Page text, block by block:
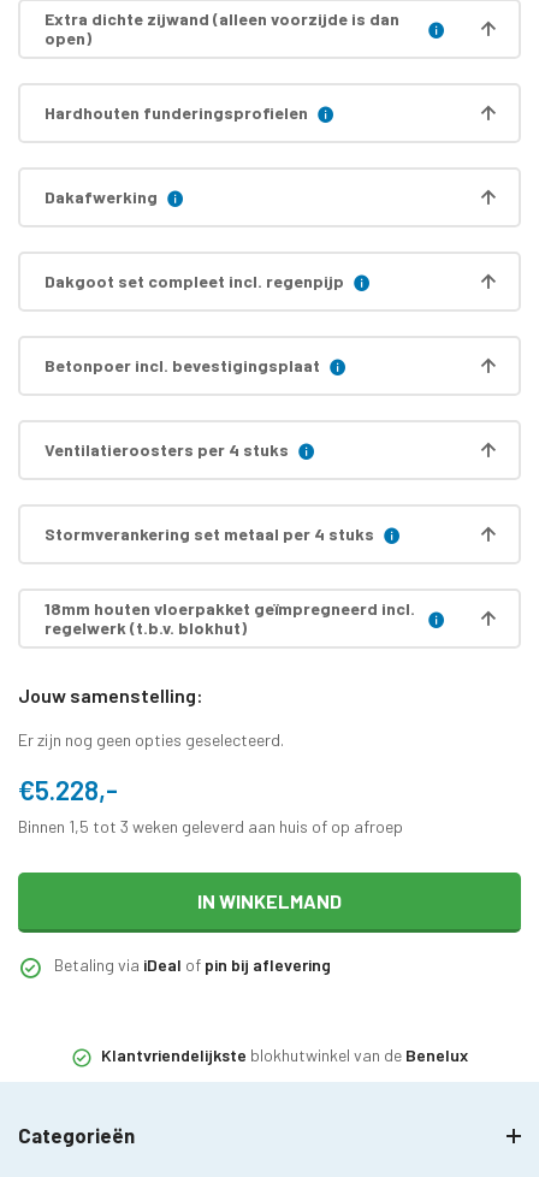
Extra dichte zijwand (alleen voorzijde is dan
open)
Hardhouten funderingsprofielen
Dakafwerking
Dakgoot set compleet incl. regenpijp
Betonpoer incl. bevestigingsplaat
Ventilatieroosters per 4 stuks
Stormverankering set metaal per 4 stuks
18mm houten vloerpakket geïmpregneerd incl.
regelwerk (t.b.v. blokhut)
Jouw samenstelling:
Er zijn nog geen opties geselecteerd.
€5.228,-
Binnen 1,5 tot 3 weken geleverd aan huis of op afroep
IN WINKELMAND
Betaling via iDeal of pin bij aflevering
Klantvriendelijkste blokhutwinkel van de Benelux
Categorieën